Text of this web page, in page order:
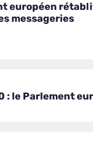
européen
messageries
: le Parlement